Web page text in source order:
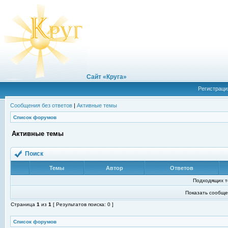
Сайт «Круга»
Сообщения без ответов | Активные темы
Список форумов
Активные темы
Поиск
Темы Автор Ответов
Подходящих
Показать
Страница 1 из 1 [ Результатов поиска: 0 ]
Список форумов